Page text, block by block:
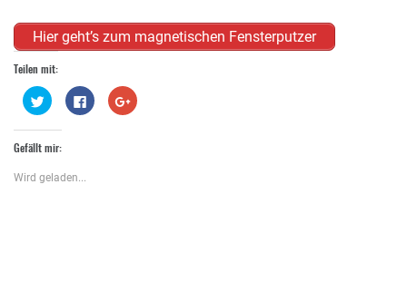
Hier geht’s zum magnetischen Fensterputzer
Teilen mit:
Klick,
um
Twitter
zu
teilen
in
neuem
Klick,
um
Zum
Teilen
Gefällt mir:
Wird geladen...